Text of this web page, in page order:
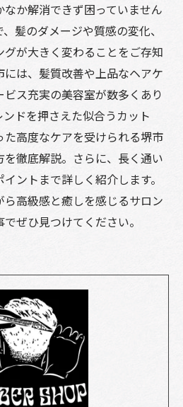
か解消できず困っていません
髪のダメージや質感の変化、
が大きく変わることをご存知
は、髪質改善や上品なヘアケ
ス充実の美容室が数多くあり
ドを押さえた似合うカット
高度なケアを受けられる堺市
徹底解説。さらに、長く通い
ントまで詳しく紹介します。
高級感と癒しを感じるサロン
ぜひ見つけてください。